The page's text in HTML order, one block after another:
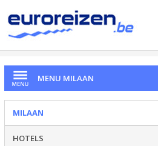
MENU MILAAN
MILAAN
HOTELS